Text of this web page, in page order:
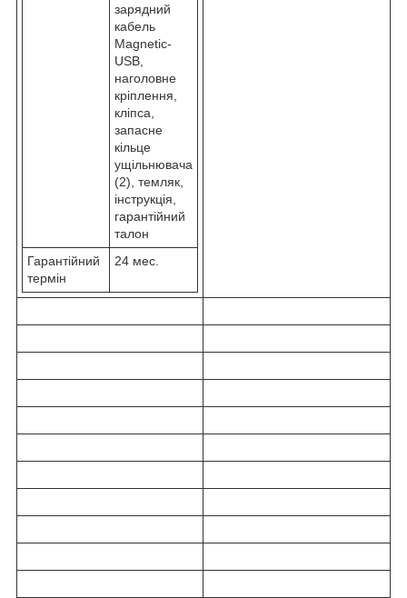
зарядний
кабель
Magnetic-
USB,
наголовне
кріплення,
кліпса,
запасне
кільце
ущільнювача
(2), темляк,
інструкція,
гарантійний
талон
Гарантійний
термін
24 мес.